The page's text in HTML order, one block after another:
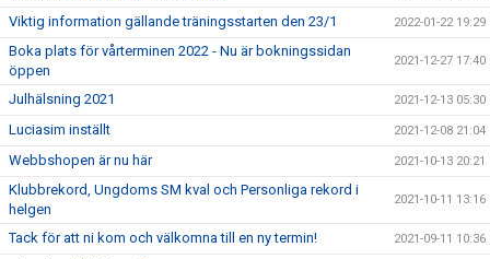
Viktig information gällande träningsstarten den 23/1 2022-01-22 19:29
Boka plats för vårterminen 2022 - Nu är bokningssidan
öppen
2021-12-27 17:40
Julhälsning 2021 2021-12-13 05:30
Luciasim inställt 2021-12-08 21:04
Webbshopen är nu här 2021-10-13 20:21
Klubbrekord, Ungdoms SM kval och Personliga rekord i
helgen
2021-10-11 13:16
Tack för att ni kom och välkomna till en ny termin! 2021-09-11 10:36